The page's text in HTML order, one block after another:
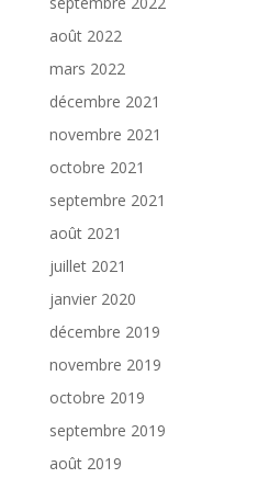
août 2022
mars 2022
décembre 2021
novembre 2021
octobre 2021
septembre 2021
août 2021
juillet 2021
janvier 2020
décembre 2019
novembre 2019
octobre 2019
septembre 2019
août 2019